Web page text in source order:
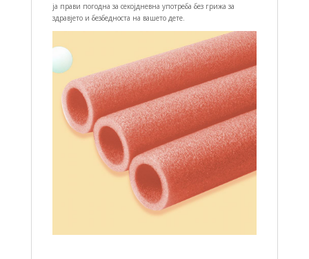
ја прави погодна за секојдневна употреба без грижа за
здравјето и безбедноста на вашето дете.